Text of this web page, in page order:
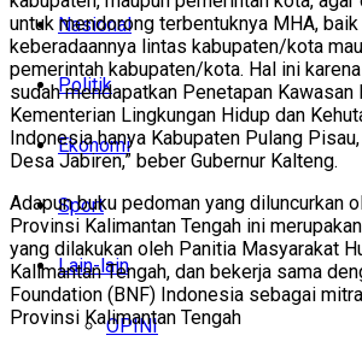
Nasional
Politik
Ekonomi
Sport
Lain-lain
OPINI
untuk mendorong terbentuknya MHA,
keberadaannya lintas kabupaten/kota
pemerintah kabupaten/kota. Hal ini
sudah mendapatkan Penetapan Kawasan
Kementerian Lingkungan Hidup dan
Indonesia hanya Kabupaten Pulang
Desa Jabiren,” beber Gubernur Kalteng.
Adapun buku pedoman yang diluncurkan
Provinsi Kalimantan Tengah ini
yang dilakukan oleh Panitia Masyarakat
Kalimantan Tengah, dan bekerja sama
Foundation (BNF) Indonesia sebagai
Provinsi Kalimantan Tengah